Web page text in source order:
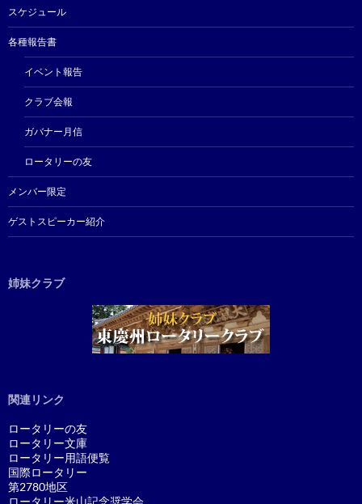
スケジュール
各種報告書
イベント報告
クラブ会報
ガバナー月信
ロータリーの友
メンバー限定
ゲストスピーカー紹介
姉妹クラブ
関連リンク
ロータリーの友
ロータリー文庫
ロータリー用語便覧
国際ロータリー
第2780地区